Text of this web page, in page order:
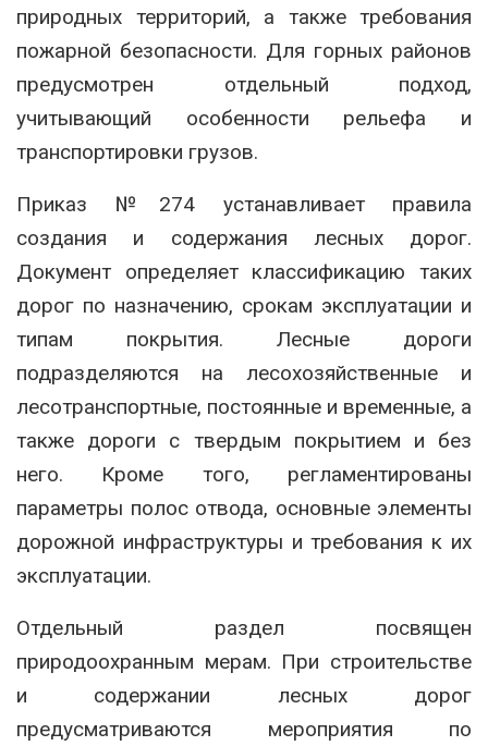
природных территорий, а также требования
пожарной безопасности. Для горных районов
предусмотрен отдельный подход,
учитывающий особенности рельефа и
транспортировки грузов.
Приказ №274 устанавливает правила
создания и содержания лесных дорог.
Документ определяет классификацию таких
дорог по назначению, срокам эксплуатации и
типам покрытия. Лесные дороги
подразделяются на лесохозяйственные и
лесотранспортные, постоянные и временные, а
также дороги с твердым покрытием и без
него. Кроме того, регламентированы
параметры полос отвода, основные элементы
дорожной инфраструктуры и требования к их
эксплуатации.
Отдельный раздел посвящен
природоохранным мерам. При строительстве
и содержании лесных дорог
предусматриваются мероприятия по